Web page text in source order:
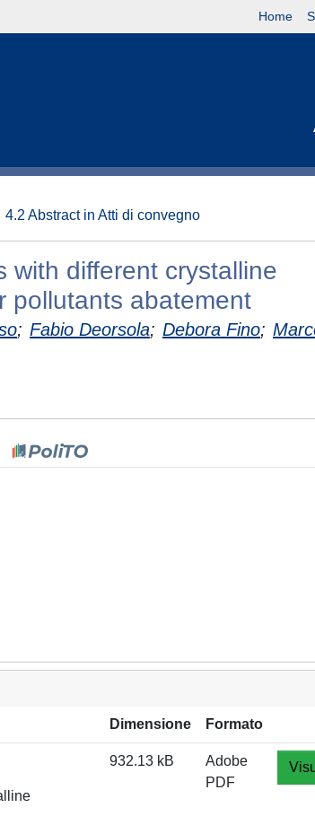
Home
4.2 Abstract in Atti di convegno
with different crystalline
pollutants abatement
; Fabio Deorsola; Debora Fino;
Dimensione Formato
932.13 kB
Adobe
PDF